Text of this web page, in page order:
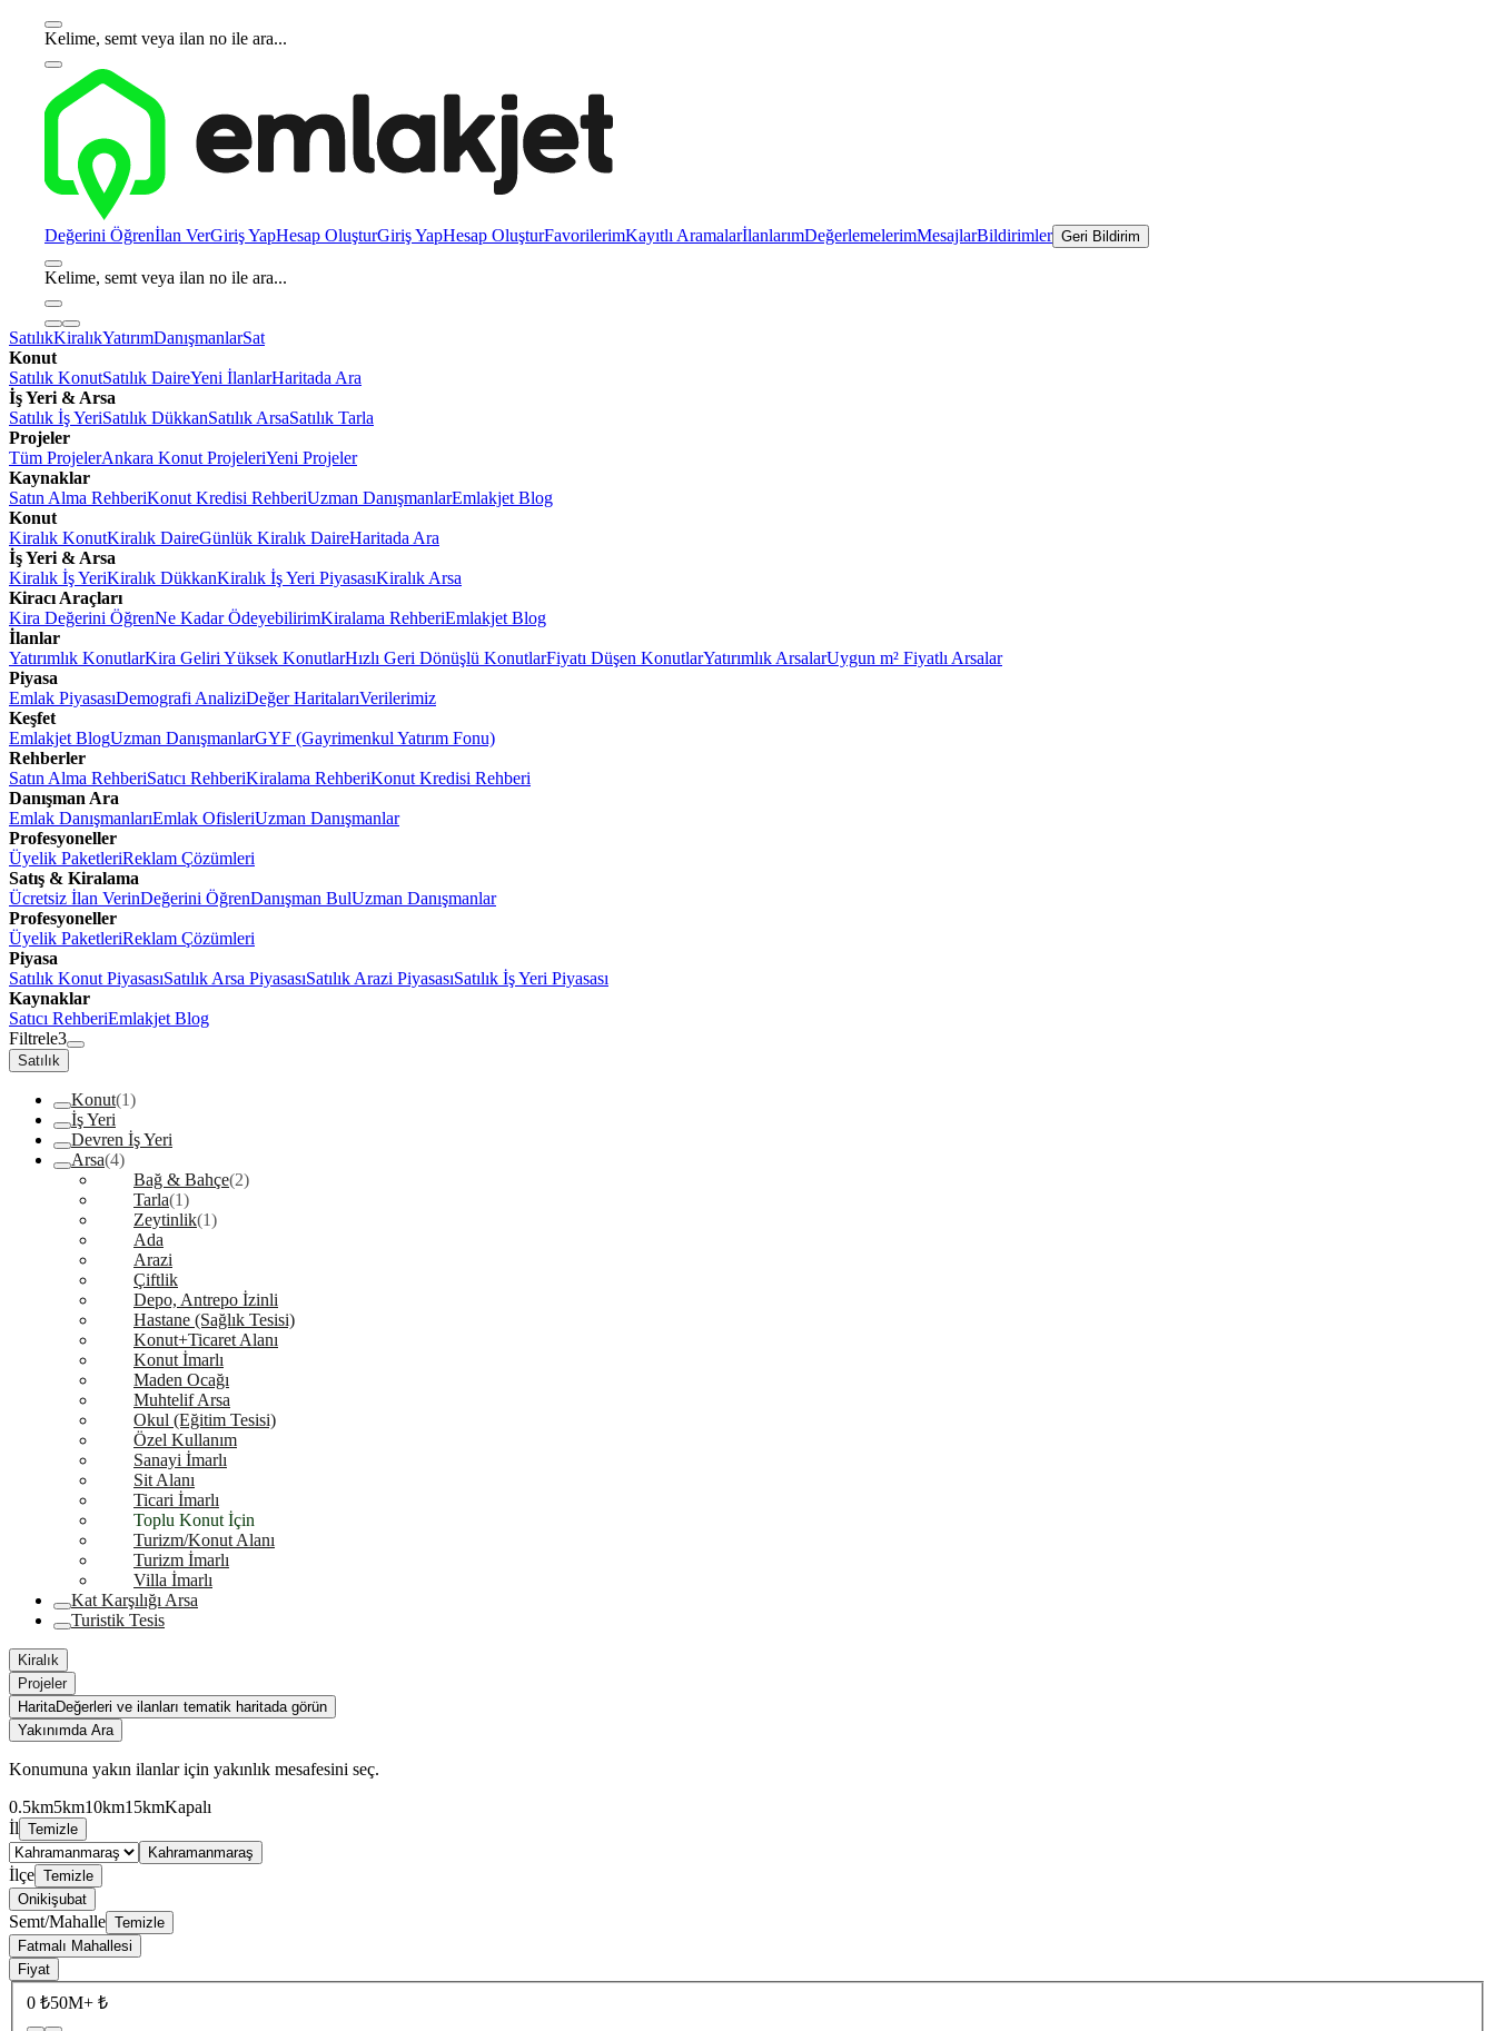
Kelime, semt veya ilan no ile ara...
Değerini Öğrenİlan VerGiriş YapHesap OluşturGiriş YapHesap OluşturFavorilerimKayıtlı AramalarİlanlarımDeğerlemelerimMesajlarBildirimler Geri Bildirim
Kelime, semt veya ilan no ile ara...
SatılıkKiralıkYatırımDanışmanlarSat
Konut
Satılık KonutSatılık DaireYeni İlanlarHaritada Ara
İş Yeri & Arsa
Satılık İş YeriSatılık DükkanSatılık ArsaSatılık Tarla
Projeler
Tüm ProjelerAnkara Konut ProjeleriYeni Projeler
Kaynaklar
Satın Alma RehberiKonut Kredisi RehberiUzman DanışmanlarEmlakjet Blog
Konut
Kiralık KonutKiralık DaireGünlük Kiralık DaireHaritada Ara
İş Yeri & Arsa
Kiralık İş YeriKiralık DükkanKiralık İş Yeri PiyasasıKiralık Arsa
Kiracı Araçları
Kira Değerini ÖğrenNe Kadar ÖdeyebilirimKiralama RehberiEmlakjet Blog
İlanlar
Yatırımlık KonutlarKira Geliri Yüksek KonutlarHızlı Geri Dönüşlü KonutlarFiyatı Düşen KonutlarYatırımlık ArsalarUygun m² Fiyatlı Arsalar
Piyasa
Emlak PiyasasıDemografi AnaliziDeğer HaritalarıVerilerimiz
Keşfet
Emlakjet BlogUzman DanışmanlarGYF (Gayrimenkul Yatırım Fonu)
Rehberler
Satın Alma RehberiSatıcı RehberiKiralama RehberiKonut Kredisi Rehberi
Danışman Ara
Emlak DanışmanlarıEmlak OfisleriUzman Danışmanlar
Profesyoneller
Üyelik PaketleriReklam Çözümleri
Satış & Kiralama
Ücretsiz İlan VerinDeğerini ÖğrenDanışman BulUzman Danışmanlar
Profesyoneller
Üyelik PaketleriReklam Çözümleri
Piyasa
Satılık Konut PiyasasıSatılık Arsa PiyasasıSatılık Arazi PiyasasıSatılık İş Yeri Piyasası
Kaynaklar
Satıcı RehberiEmlakjet Blog
Filtrele3
Satılık
Konut(1)
İş Yeri
Devren İş Yeri
Arsa(4)
Bağ & Bahçe(2)
Tarla(1)
Zeytinlik(1)
Ada
Arazi
Çiftlik
Depo, Antrepo İzinli
Hastane (Sağlık Tesisi)
Konut+Ticaret Alanı
Konut İmarlı
Maden Ocağı
Muhtelif Arsa
Okul (Eğitim Tesisi)
Özel Kullanım
Sanayi İmarlı
Sit Alanı
Ticari İmarlı
Toplu Konut İçin
Turizm/Konut Alanı
Turizm İmarlı
Villa İmarlı
Kat Karşılığı Arsa
Turistik Tesis
Kiralık
Projeler
HaritaDeğerleri ve ilanları tematik haritada görün
Yakınımda Ara
Konumuna yakın ilanlar için yakınlık mesafesini seç.
0.5km5km10km15kmKapalı
İl Temizle
Kahramanmaraş
İlçe Temizle
Onikişubat
Semt/Mahalle Temizle
Fatmalı Mahallesi
Fiyat
0 ₺50M+ ₺